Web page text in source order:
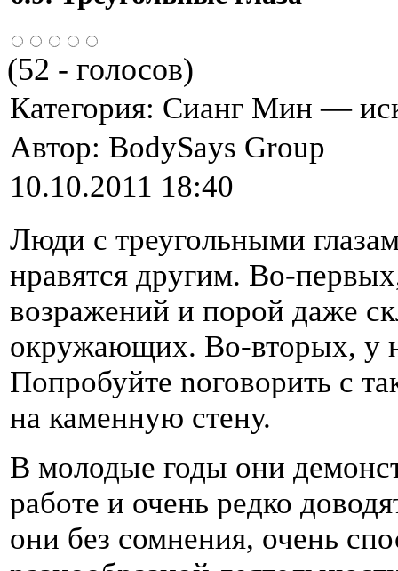
(52 - голосов)
Категория: Сианг Мин —
Автор: BodySays Group
10.10.2011 18:40
Люди с треугольными
нравятся другим. Во-
возражений и порой даже
окружающих. Во-вторых, у
Попробуйте noговорить с
на каменную стену.
В молодые годы они
работе и очень редко
они без сомнения, очень